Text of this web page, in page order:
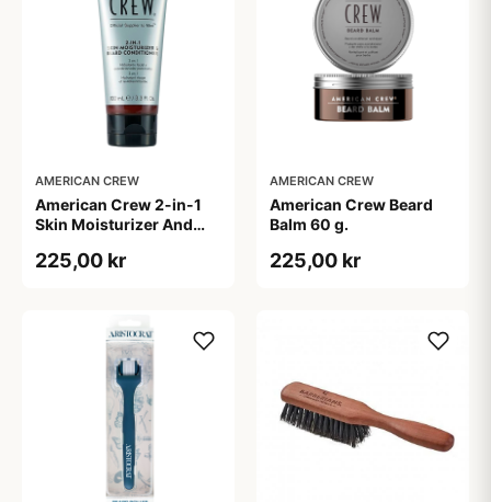
AMERICAN CREW
American Crew 2-in-1
Skin Moisturizer And
ml)
225,00 kr
AMERICAN CREW
American Crew Beard
Balm 60 g.
225,00 kr